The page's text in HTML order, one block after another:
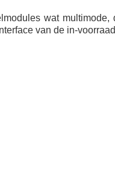
wat multimode,
van de in-